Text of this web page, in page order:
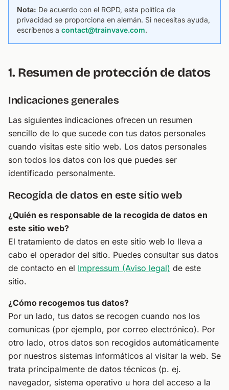
Nota: De acuerdo con el RGPD, esta política de
privacidad se proporciona en alemán. Si necesitas ayuda,
escríbenos a contact@trainvave.com.
1. Resumen de protección de datos
Indicaciones generales
Las siguientes indicaciones ofrecen un resumen
sencillo de lo que sucede con tus datos personales
cuando visitas este sitio web. Los datos personales
son todos los datos con los que puedes ser
identificado personalmente.
Recogida de datos en este sitio web
¿Quién es responsable de la recogida de datos en
este sitio web?
El tratamiento de datos en este sitio web lo lleva a
cabo el operador del sitio. Puedes consultar sus datos
de contacto en el Impressum (Aviso legal) de este
sitio.
¿Cómo recogemos tus datos?
Por un lado, tus datos se recogen cuando nos los
comunicas (por ejemplo, por correo electrónico). Por
otro lado, otros datos son recogidos automáticamente
por nuestros sistemas informáticos al visitar la web. Se
trata principalmente de datos técnicos (p. ej.
navegador, sistema operativo u hora del acceso a la